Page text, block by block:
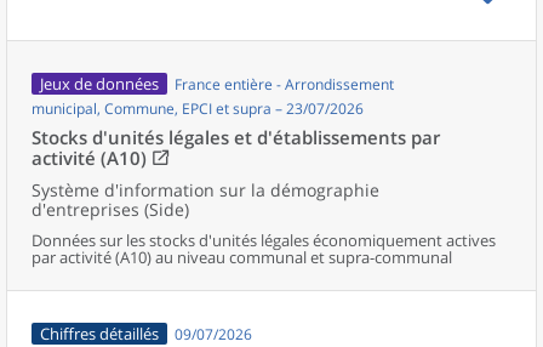
Jeux de données
France entière - Arrondissement
municipal, Commune, EPCI et supra – 23/07/2026
Stocks d'unités légales et d'établissements par
activité (A10)
Système d'information sur la démographie
d'entreprises (Side)
Données sur les stocks d'unités légales économiquement actives
par activité (A10) au niveau communal et supra-communal
Chiffres détaillés 09/07/2026